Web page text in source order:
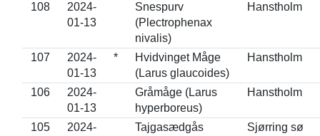
108
2024-
01-13
Snespurv
(Plectrophenax
nivalis)
Hanstholm
107
2024-
01-13
*
Hvidvinget Måge
(Larus glaucoides)
Hanstholm
106
2024-
01-13
Gråmåge (Larus
hyperboreus)
Hanstholm
105
2024-
Tajgasædgås
Sjørring sø